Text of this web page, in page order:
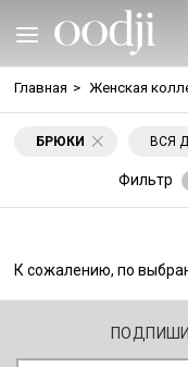
Главная > Женская
БРЮКИ ВСЯ
Фильтр
К сожалению, по